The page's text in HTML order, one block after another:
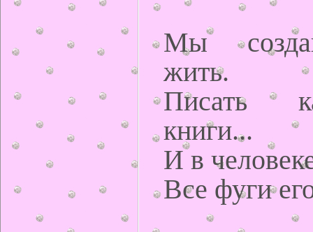
Мы
жить.
Писать
книги...
И в
Все фуги